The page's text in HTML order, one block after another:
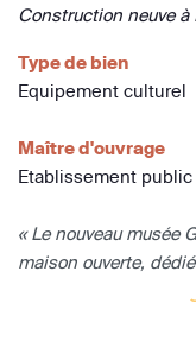
Construction neuve
Type de bien
Equipement culturel
Maître d'ouvrage
Etablissement public
« Le nouveau musée
maison ouverte,